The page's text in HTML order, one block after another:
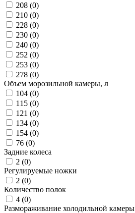
208 (0)
210 (0)
228 (0)
230 (0)
240 (0)
252 (0)
253 (0)
278 (0)
Объем морозильной камеры, л
104 (0)
115 (0)
121 (0)
134 (0)
154 (0)
76 (0)
Задние колеса
2 (0)
Регулируемые ножки
2 (0)
Количество полок
4 (0)
Размораживание холодильной камеры